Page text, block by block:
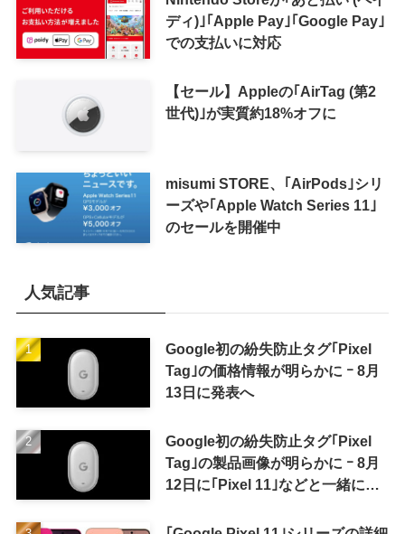
ディ)｣｢Apple Pay｣｢Google Pay｣
での支払いに対応
【セール】Appleの｢AirTag (第2
世代)｣が実質約18%オフに
misumi STORE、｢AirPods｣シリ
ーズや｢Apple Watch Series 11｣
のセールを開催中
人気記事
Google初の紛失防止タグ｢Pixel
Tag｣の価格情報が明らかに ｰ 8月
13日に発表へ
Google初の紛失防止タグ｢Pixel
Tag｣の製品画像が明らかに ｰ 8月
12日に｢Pixel 11｣などと一緒に発